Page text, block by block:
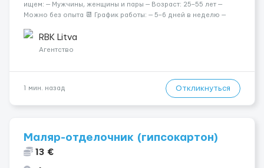
ищем: — Мужчины, женщины и пары — Возраст: 25–55 лет —
Можно без опыта 📆 График работы: — 5–6 дней в неделю —
18:0...RBK Litva
Агентство
1 мин. назад Откликнуться
Маляр-отделочник (гипсокартон)
13 €